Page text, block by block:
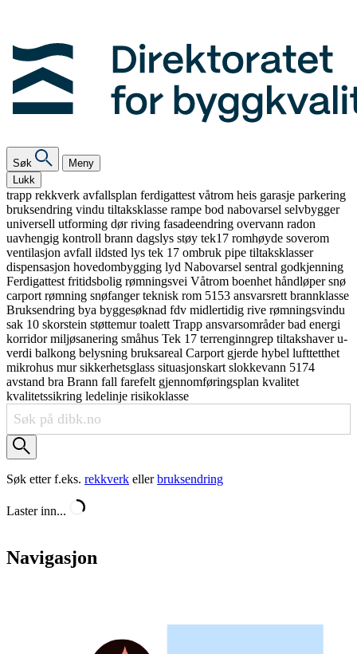
Søk
Meny
Lukk
trapp rekkverk avfallsplan ferdigattest våtrom heis garasje parkering
bruksendring vindu tiltaksklasse rampe bod nabovarsel selvbygger
universell utforming dørriving fasadeendring overvann radon
uavhengig kontroll brann dagslys støy tek17 romhøyde soverom
ventilasjon avfall ildsted lys tek 17 ombruk pipe tiltaksklasser
dispensasjon hovedombygging lyd Nabovarsel sentral godkjenning
Ferdigattest fritidsbolig rømningsvei Våtrom boenhet håndløpersnø
carport rømning snøfangerteknisk rom 5153 ansvarsrett brannklasse
Bruksendring bya byggesøknad fdv midlertidig rive rømningsvindu
sak 10 skorstein støttemurtoalett Trapp ansvarsområderbad energi
korridormiljøsanering småhus Tek 17 terrenginngrep tiltakshaveru-
verdi balkong belysning bruksareal Carport gjerde hybel lufttetthet
mikrohus mursikkerhetsglass situasjonskart slokkevann 5174
avstand bra Brann fall farefelt gjennomføringsplan kvalitet
kvalitetssikring ledelinje risikoklasse
Søk etter f.eks. rekkverk ellerbruksendring
Laster inn...
Navigasjon